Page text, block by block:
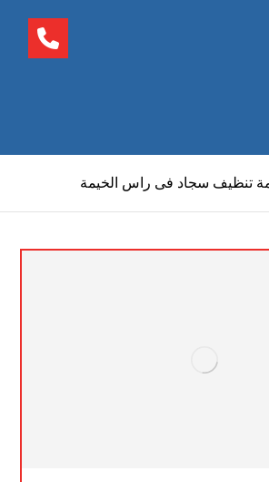
تنظيف سجاد فى راس الخيمة